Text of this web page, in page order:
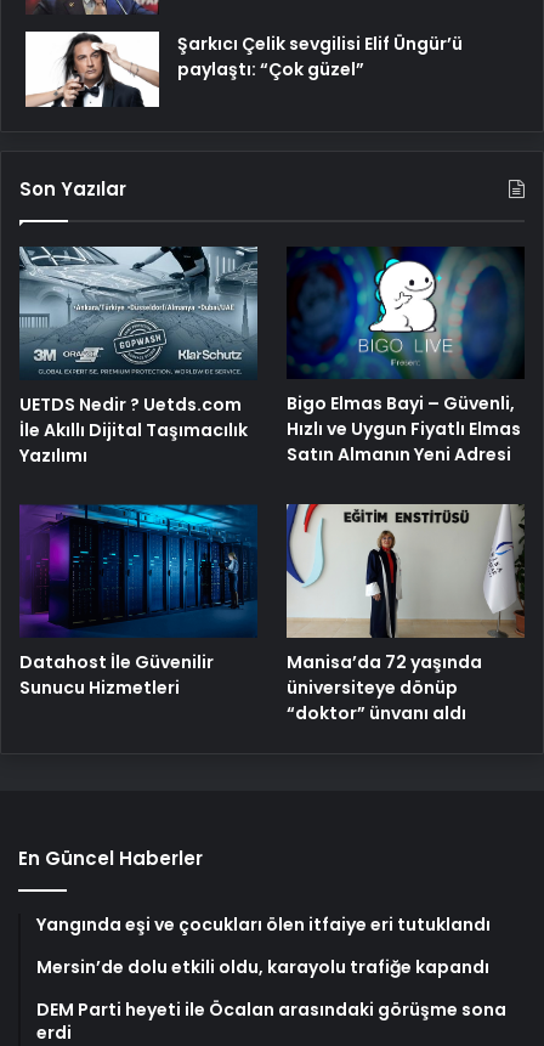
Şarkıcı Çelik sevgilisi Elif Üngür’ü
paylaştı: “Çok güzel”
Son Yazılar
UETDS Nedir ? Uetds.com
İle Akıllı Dijital Taşımacılık
Yazılımı
Bigo Elmas Bayi – Güvenli,
Hızlı ve Uygun Fiyatlı Elmas
Satın Almanın Yeni Adresi
Datahost İle Güvenilir
Sunucu Hizmetleri
Manisa’da 72 yaşında
üniversiteye dönüp
“doktor” ünvanı aldı
En Güncel Haberler
Yangında eşi ve çocukları ölen itfaiye eri tutuklandı
Mersin’de dolu etkili oldu, karayolu trafiğe kapandı
DEM Parti heyeti ile Öcalan arasındaki görüşme sona
erdi